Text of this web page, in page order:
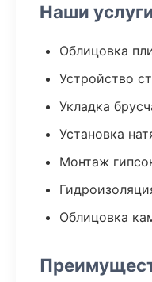
Наши
Облицовка
Устройство
Укладка
Установка
Монтаж
Облицовка